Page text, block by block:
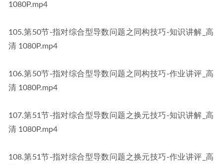
1080P​​.mp4
​105​.第50节-指对综合型导数问题之同构技巧-知识讲解_高
清 1080P​​.mp4
​106​.第50节-指对综合型导数问题之同构技巧-作业讲评_高
清 1080P​​.mp4
​107​.第51节-指对综合型导数问题之换元技巧-知识讲解_高
清 1080P​​.mp4
​108​.第51节-指对综合型导数问题之换元技巧-作业讲评_高